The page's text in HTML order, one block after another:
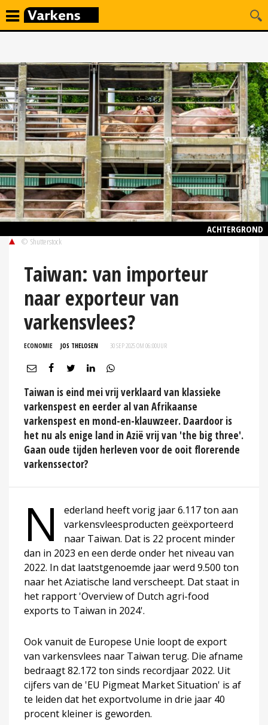
ACHTERGROND
© Shutterstock
Taiwan: van importeur
naar exporteur van
varkensvlees?
ECONOMIE JOS THELOSEN 30 SEP 2025 OM 06:00UUR
Taiwan is eind mei vrij verklaard van klassieke
varkenspest en eerder al van Afrikaanse
varkenspest en mond-en-klauwzeer. Daardoor is
het nu als enige land in Azië vrij van 'the big three'.
Gaan oude tijden herleven voor de ooit florerende
varkenssector?
N
ederland heeft vorig jaar 6.117 ton aan
varkensvleesproducten geëxporteerd
naar Taiwan. Dat is 22 procent minder
dan in 2023 en een derde onder het niveau van
2022. In dat laatstgenoemde jaar werd 9.500 ton
naar het Aziatische land verscheept. Dat staat in
het rapport 'Overview of Dutch agri-food
exports to Taiwan in 2024'.
Ook vanuit de Europese Unie loopt de export
van varkensvlees naar Taiwan terug. Die afname
bedraagt 82.172 ton sinds recordjaar 2022. Uit
cijfers van de 'EU Pigmeat Market Situation' is af
te leiden dat het exportvolume in drie jaar 40
procent kleiner is geworden.